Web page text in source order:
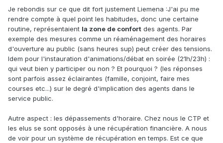
Je rebondis sur ce que dit fort justement Liemena :J'ai pu me
rendre compte à quel point les habitudes, donc une certaine
routine, représentaient la zone de confort des agents. Par
exemple des mesures comme un réaménagement des horaires
d'ouverture au public (sans heures sup) peut créer des tensions.
Idem pour l'instauration d'animations/débat en soirée (21h/23h) :
qui veut bien y participer ou non ? Et pourquoi ? (les réponses
sont parfois assez éclairantes (famille, conjoint, faire mes
courses etc...) sur le degré d'implication des agents dans le
service public.
Autre aspect : les dépassements d'horaire. Chez nous le CTP et
les elus se sont opposés à une récupération financière. A nous
de voir pour un système de récupération en temps. Est ce que